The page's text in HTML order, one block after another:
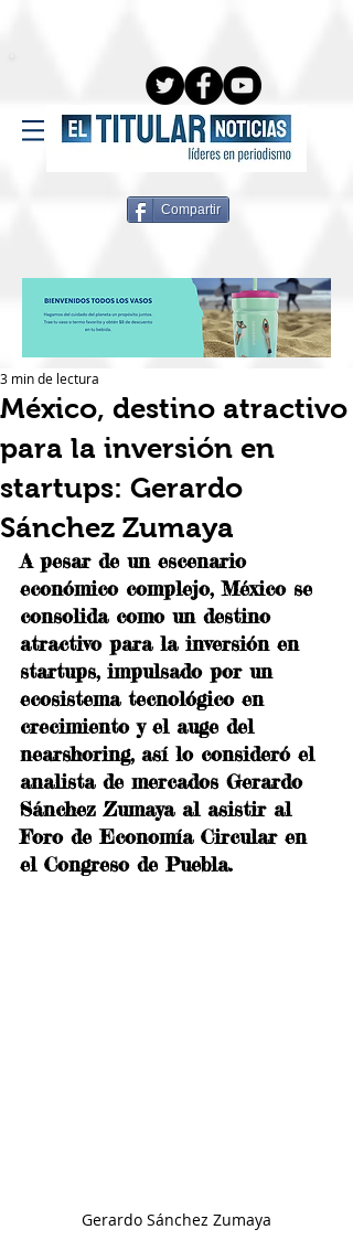
Compartir
México, destino atractivo
para la inversión en
startups: Gerardo
Sánchez Zumaya
3 min de lectura
A pesar de un escenario
económico complejo, México se
consolida como un destino
atractivo para la inversión en
startups, impulsado por un
ecosistema tecnológico en
crecimiento y el auge del
nearshoring, así lo consideró el
analista de mercados Gerardo
Sánchez Zumaya al asistir al
Foro de Economía Circular en
el Congreso de Puebla.
Gerardo Sánchez Zumaya